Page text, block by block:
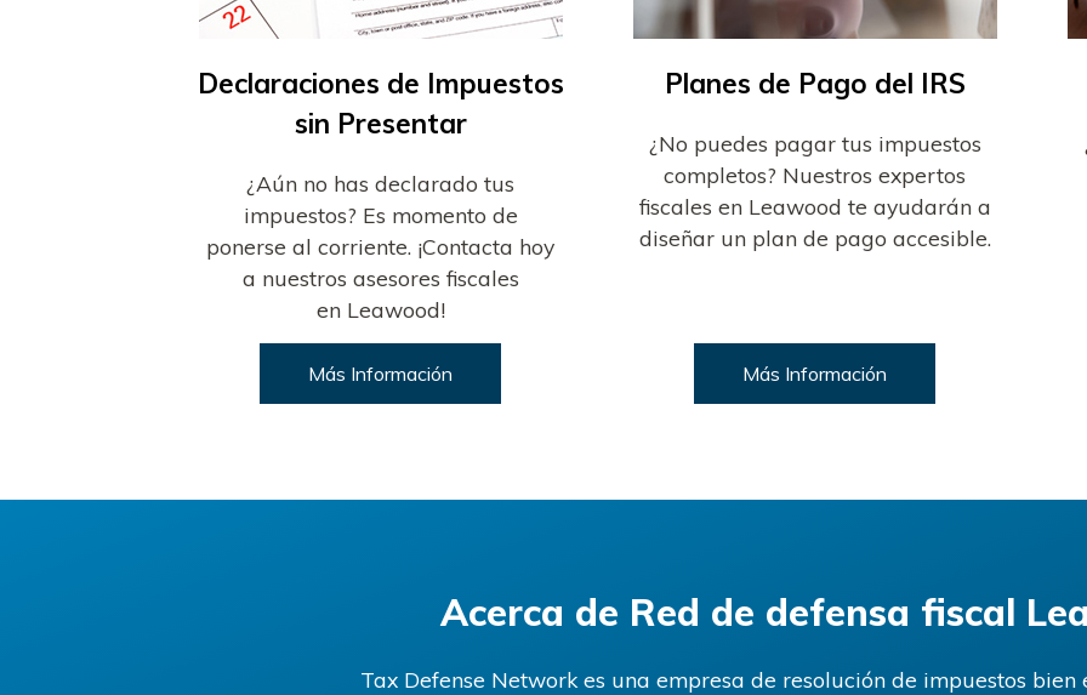
Declaraciones de Impuestos
sin Presentar
¿Aún no has declarado tus
impuestos? Es momento de
ponerse al corriente. ¡Contacta hoy
a nuestros asesores fiscales
en Leawood!
Más Información
Planes de Pago del IRS
¿No puedes pagar tus impuestos
completos? Nuestros expertos
fiscales en Leawood te ayudarán a
diseñar un plan de pago accesible.
Más Información
Acerca de Red de defensa fiscal
Tax Defense Network es una empresa de resolución de impuestos bien